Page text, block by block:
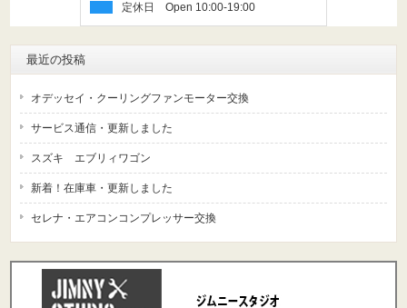
定休日
最近の投稿
オデッセイ・クーリングファンモーター交換
サービス通信・更新しました
スズキ エブリィワゴン
新着！在庫車・更新しました
セレナ・エアコンコンプレッサー交換